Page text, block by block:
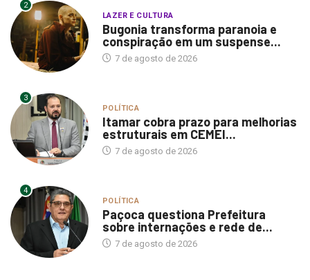
2
LAZER E CULTURA
Bugonia transforma paranoia e
conspiração em um suspense...
7 de agosto de 2026
3
POLÍTICA
Itamar cobra prazo para melhorias
estruturais em CEMEI...
7 de agosto de 2026
4
POLÍTICA
Paçoca questiona Prefeitura
sobre internações e rede de...
7 de agosto de 2026